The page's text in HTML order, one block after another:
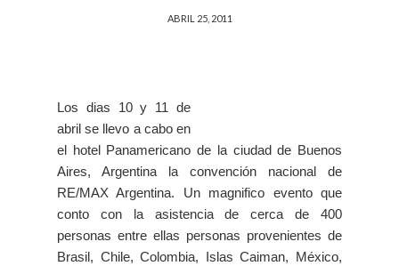
ABRIL 25, 2011
Los dias 10 y 11 de
abril se llevo a cabo en
el hotel Panamericano de la ciudad de Buenos
Aires, Argentina la convención nacional de
RE/MAX Argentina. Un magnifico evento que
conto con la asistencia de cerca de 400
personas entre ellas personas provenientes de
Brasil, Chile, Colombia, Islas Caiman, México,